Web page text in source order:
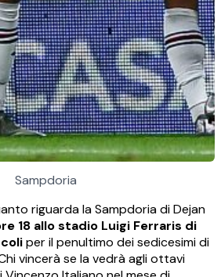
Sampdoria
riguarda la Sampdoria di Dejan
18 allo stadio Luigi Ferraris di
per il penultimo dei sedicesimi di
vincerà se la vedrà agli ottavi